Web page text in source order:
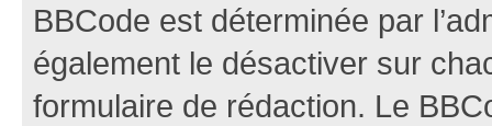
BBCode est déterminée par
également le désactiver sur
formulaire de rédaction. Le